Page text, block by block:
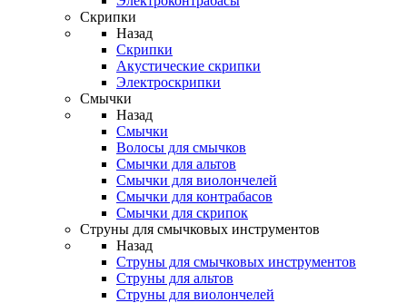
Скрипки
Назад
Скрипки
Акустические скрипки
Электроскрипки
Смычки
Назад
Смычки
Волосы для смычков
Смычки для альтов
Смычки для виолончелей
Смычки для контрабасов
Смычки для скрипок
Струны для смычковых инструментов
Назад
Струны для смычковых инструментов
Струны для альтов
Струны для виолончелей